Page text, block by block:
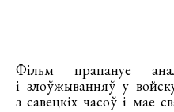
Фільм прапануе
і злоўжыванняў у
з савецкіх часоў і мае